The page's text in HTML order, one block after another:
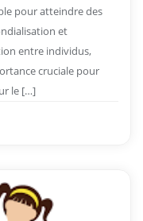
pour atteindre des
et
entre individus,
cruciale pour
le […]